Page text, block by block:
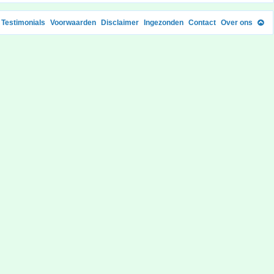
Testimonials Voorwaarden Disclaimer Ingezonden Contact Over ons